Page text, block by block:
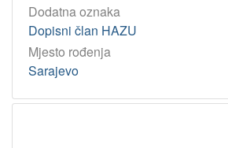
Dodatna oznaka
Dopisni član HAZU
Mjesto rođenja
Sarajevo